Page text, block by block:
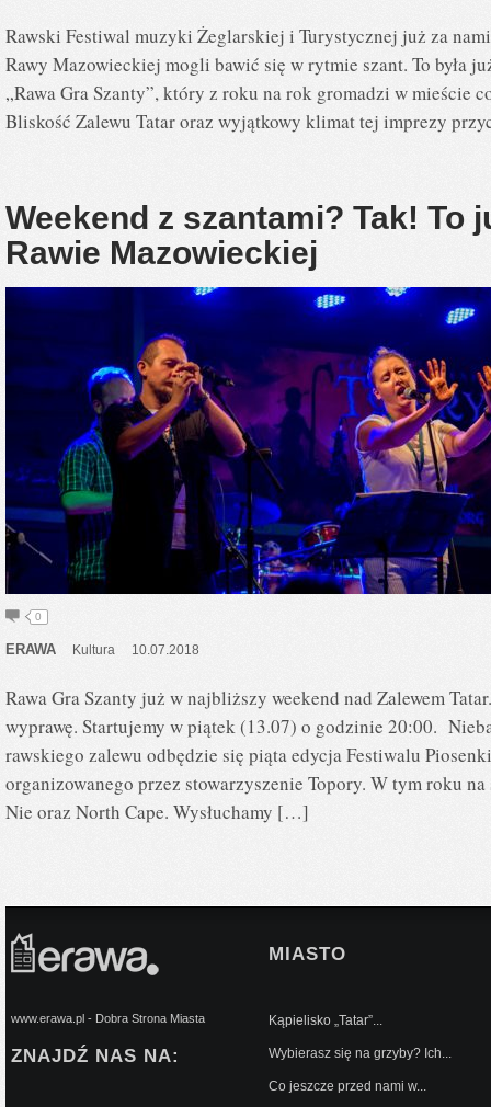
Rawski Festiwal muzyki Żeglarskiej i Turystycznej już za
Rawy Mazowieckiej mogli bawić się w rytmie szant. To była
„Rawa Gra Szanty”, który z roku na rok gromadzi w mieście
Bliskość Zalewu Tatar oraz wyjątkowy klimat tej imprezy
Weekend z szantami? Tak! To
Rawie Mazowieckiej
0
ERAWA Kultura 10.07.2018
Rawa Gra Szanty już w najbliższy weekend nad Zalewem
wyprawę. Startujemy w piątek (13.07) o godzinie 20:00.
rawskiego zalewu odbędzie się piąta edycja Festiwalu
organizowanego przez stowarzyszenie Topory. W tym roku
Nie oraz North Cape. Wysłuchamy […]
www.erawa.pl - Dobra Strona Miasta
ZNAJDŹ NAS NA:
MIASTO
Kąpielisko „Tatar”...
Wybierasz się na grzyby? Ich...
Co jeszcze przed nami w...